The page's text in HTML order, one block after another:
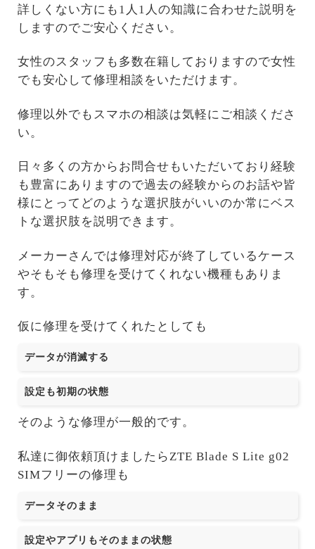
詳しくない方にも1人1人の知識に合わせた説明を
しますのでご安心ください。
女性のスタッフも多数在籍しておりますので女性
でも安心して修理相談をいただけます。
修理以外でもスマホの相談は気軽にご相談くださ
い。
日々多くの方からお問合せもいただいており経験
も豊富にありますので過去の経験からのお話や皆
様にとってどのような選択肢がいいのか常にベス
トな選択肢を説明できます。
メーカーさんでは修理対応が終了しているケース
やそもそも修理を受けてくれない機種もありま
す。
仮に修理を受けてくれたとしても
データが消滅する
設定も初期の状態
そのような修理が一般的です。
私達に御依頼頂けましたらZTE Blade S Lite g02
SIMフリーの修理も
データそのまま
設定やアプリもそのままの状態